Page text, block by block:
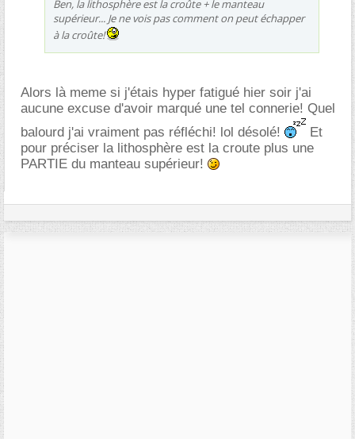
Ben, la lithosphère est la croûte + le manteau
supérieur... Je ne vois pas comment on peut échapper
à la croûte!
Alors là meme si j'étais hyper fatigué hier soir j'ai
aucune excuse d'avoir marqué une tel connerie! Quel
balourd j'ai vraiment pas réfléchi! lol désolé!
Et
pour préciser la lithosphère est la croute plus une
PARTIE du manteau supérieur!